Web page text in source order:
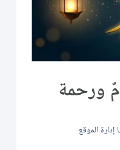
ورحمة
إدارة الموقع